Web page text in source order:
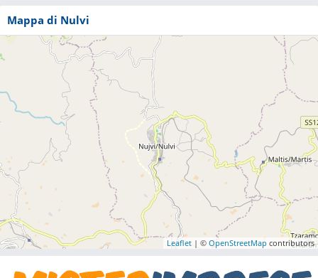
Mappa di Nulvi
Leaflet | © OpenStreetMap contributors